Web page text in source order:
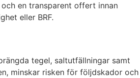
en transparent offert innan
eller BRF.
tegel, saltutfällningar samt
minskar risken för följdskador och